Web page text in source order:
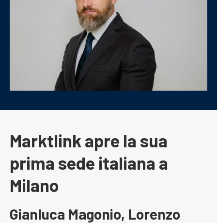
Marktlink apre la sua
prima sede italiana a
Milano
Gianluca Magonio, Lorenzo